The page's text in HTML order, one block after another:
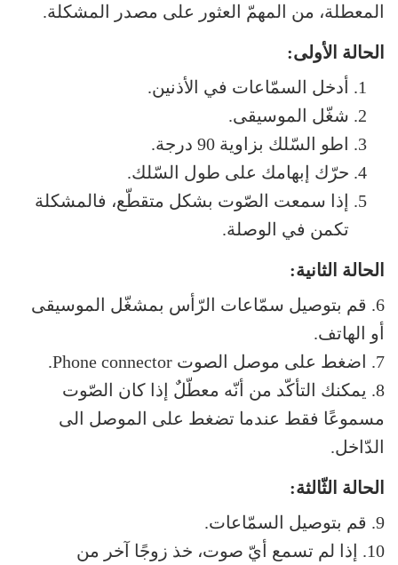
المعطلة، من المهمّ العثور على مصدر المشكلة.
الحالة الأولى:
أدخل السمّاعات في الأذنين.
شغّل الموسيقى.
اطو السّلك بزاوية 90 درجة.
حرّك إبهامك على طول السّلك.
إذا سمعت الصّوت بشكل متقطّع، فالمشكلة
تكمن في الوصلة.
الحالة الثانية:
6. قم بتوصيل سمّاعات الرّأس بمشغّل الموسيقى
أو الهاتف.
7. اضغط على موصل الصوت Phone connector.
8. يمكنك التأكّد من أنّه معطّلٌ إذا كان الصّوت
مسموعًا فقط عندما تضغط على الموصل الى
الدّاخل.
الحالة الثّالثة:
9. قم بتوصيل السمّاعات.
10. إذا لم تسمع أيّ صوت، خذ زوجًا آخر من